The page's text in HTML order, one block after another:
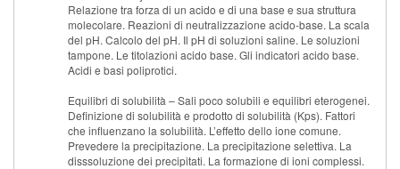
Relazione tra forza di un acido e di una base e sua struttura
molecolare. Reazioni di neutralizzazione acido-base. La scala
del pH. Calcolo del pH. Il pH di soluzioni saline. Le soluzioni
tampone. Le titolazioni acido base. Gli indicatori acido base.
Acidi e basi poliprotici.
Equilibri di solubilità – Sali poco solubili e equilibri eterogenei.
Definizione di solubilità e prodotto di solubilità (Kps). Fattori
che influenzano la solubilità. L’effetto dello ione comune.
Prevedere la precipitazione. La precipitazione selettiva. La
disssoluzione dei precipitati. La formazione di ioni complessi.